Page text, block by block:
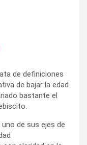
de definiciones
de bajar la edad
bastante el
de sus ejes de